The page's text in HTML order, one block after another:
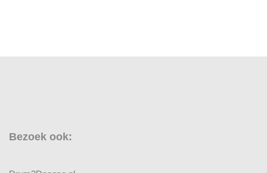
Bezoek ook: